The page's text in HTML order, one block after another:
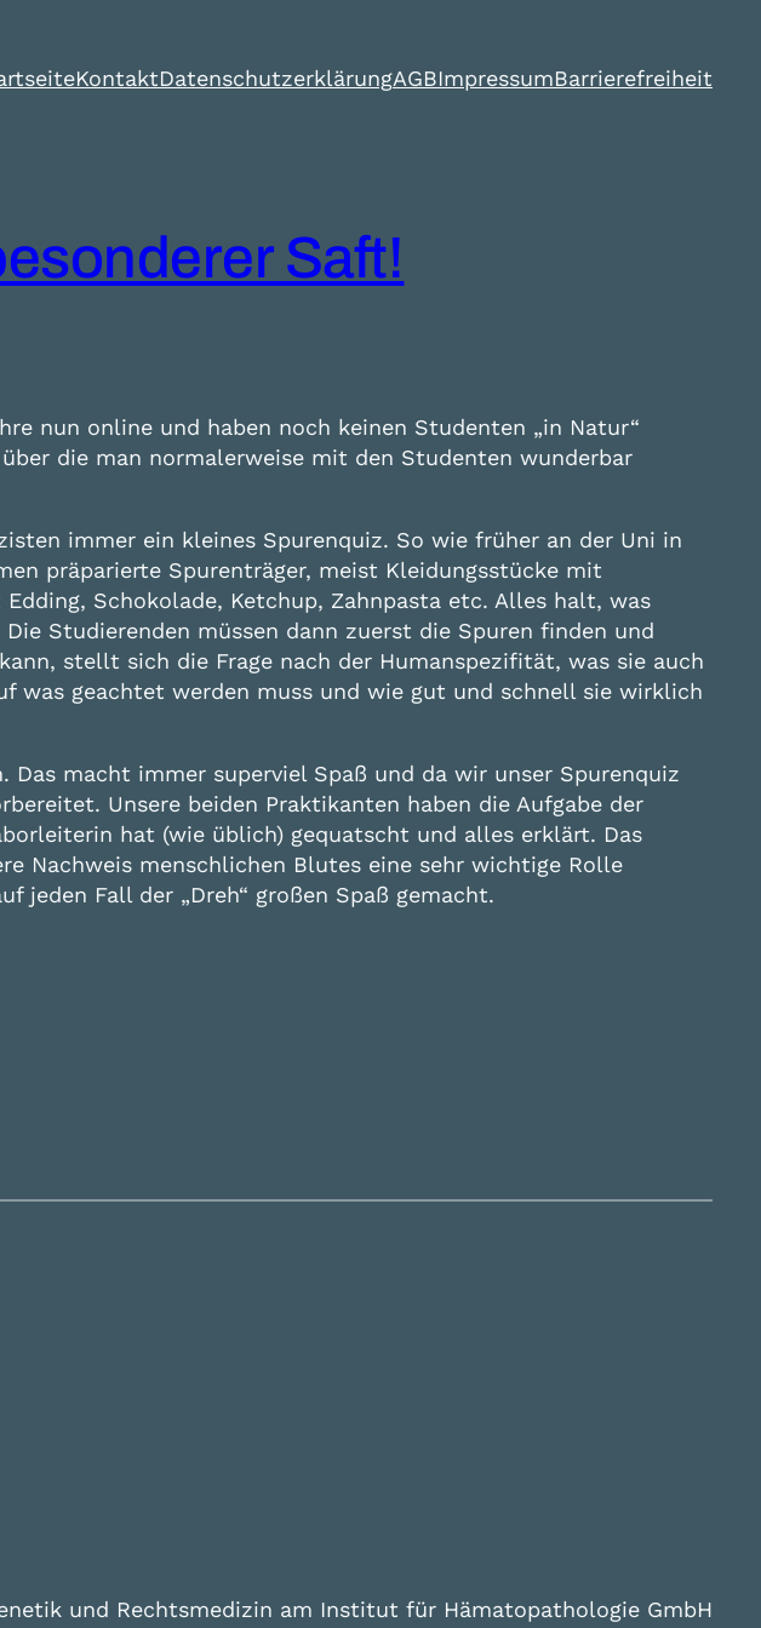
KontaktDatenschutzerklärungAGBImpressumBarrierefreiheit
Saft!
nun online und haben noch keinen Studenten „in Natur“
die man normalerweise mit den Studenten wunderbar
immer ein kleines Spurenquiz. So wie früher an der Uni in
präparierte Spurenträger, meist Kleidungsstücke mit
Schokolade, Ketchup, Zahnpasta etc. Alles halt, was
Studierenden müssen dann zuerst die Spuren finden und
stellt sich die Frage nach der Humanspezifität, was sie auch
was geachtet werden muss und wie gut und schnell sie wirklich
macht immer superviel Spaß und da wir unser Spurenquiz
Unsere beiden Praktikanten haben die Aufgabe der
hat (wie üblich) gequatscht und alles erklärt. Das
Nachweis menschlichen Blutes eine sehr wichtige Rolle
jeden Fall der „Dreh“ großen Spaß gemacht.
und Rechtsmedizin am Institut für Hämatopathologie GmbH